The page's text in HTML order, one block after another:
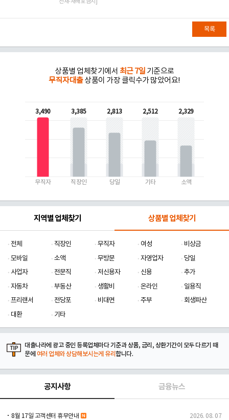
목록
상품별 업체찾기에서 최근 7일 기준으로
무직자대출상품이 가장 클릭수가 많았어요!
3,490
무직자
3,385
직장인
2,813
당일
2,512
기타
2,329
소액
지역별 업체찾기 상품별 업체찾기
전체 직장인 무직자 여성
비상금
모바일
소액 무방문 자영업자
당일
사업자
전문직 저신용자 신용
추가
자동차
부동산 생활비 온라인
일용직
프리랜서
전당포 비대면 주부
회생파산
대환
기타
대출나라에 광고 중인 등록업체마다 기준과 상품, 금리, 상환기간이 모두 다르기 때
문에 여러 업체와 상담해보시는게 유리합니다.
공지사항 금융뉴스
8월 17일 고객센터 휴무안내 2026. 08. 07